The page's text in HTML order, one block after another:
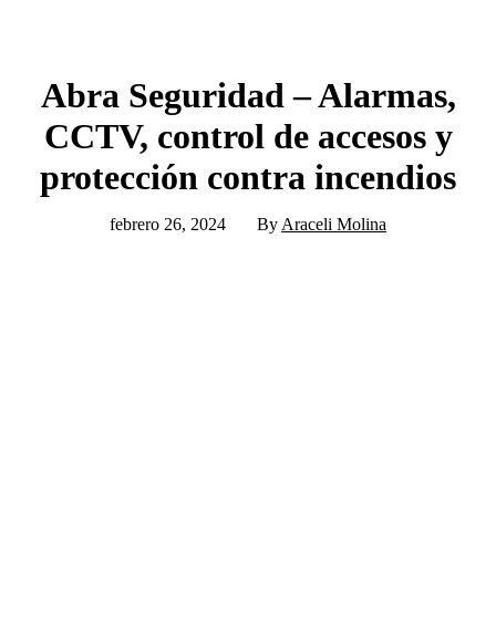
Abra Seguridad – Alarmas,
CCTV, control de accesos y
protección contra incendios
febrero 26, 2024 By Araceli Molina